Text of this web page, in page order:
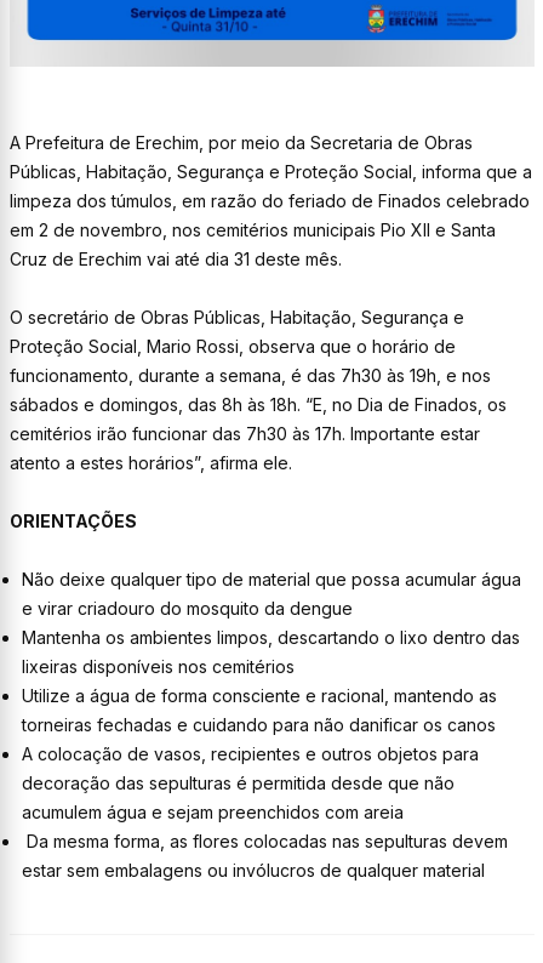
A Prefeitura de Erechim, por meio da Secretaria de Obras
Públicas, Habitação, Segurança e Proteção Social, informa que a
limpeza dos túmulos, em razão do feriado de Finados celebrado
em 2 de novembro, nos cemitérios municipais Pio XII e Santa
Cruz de Erechim vai até dia 31 deste mês.
O secretário de Obras Públicas, Habitação, Segurança e
Proteção Social, Mario Rossi, observa que o horário de
funcionamento, durante a semana, é das 7h30 às 19h, e nos
sábados e domingos, das 8h às 18h. “E, no Dia de Finados, os
cemitérios irão funcionar das 7h30 às 17h. Importante estar
atento a estes horários”, afirma ele.
ORIENTAÇÕES
Não deixe qualquer tipo de material que possa acumular água
e virar criadouro do mosquito da dengue
Mantenha os ambientes limpos, descartando o lixo dentro das
lixeiras disponíveis nos cemitérios
Utilize a água de forma consciente e racional, mantendo as
torneiras fechadas e cuidando para não danificar os canos
A colocação de vasos, recipientes e outros objetos para
decoração das sepulturas é permitida desde que não
acumulem água e sejam preenchidos com areia
Da mesma forma, as flores colocadas nas sepulturas devem
estar sem embalagens ou invólucros de qualquer material